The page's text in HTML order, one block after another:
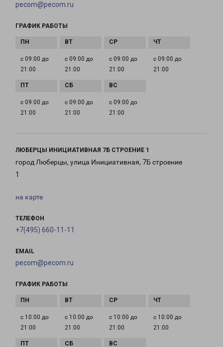
pecom@pecom.ru
ГРАФИК РАБОТЫ
с 09:00 до
21:00
с 09:00 до
21:00
с 09:00 до
21:00
с 09:00 до
21:00
с 09:00 до
21:00
с 09:00 до
21:00
с 09:00 до
21:00
ЛЮБЕРЦЫ ИНИЦИАТИВНАЯ 7Б СТРОЕНИЕ 1
город Люберцы, улица Инициативная, 7Б строение
1
на карте
ТЕЛЕФОН
+7(495) 660-11-11
EMAIL
pecom@pecom.ru
ГРАФИК РАБОТЫ
с 10:00 до
21:00
с 10:00 до
21:00
с 10:00 до
21:00
с 10:00 до
21:00